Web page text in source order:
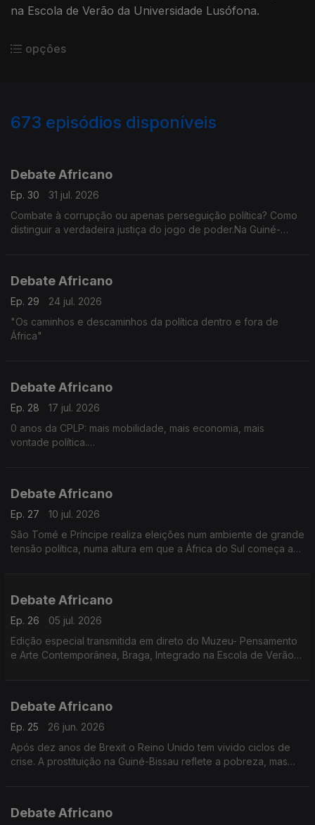
na Escola de Verão da Universidade Lusófona.
opções
673 episódios disponíveis
Debate Africano
Ep. 30
31 jul. 2026
Combate à corrupção ou apenas perseguição política? Como
distinguir a verdadeira justiça do jogo de poder.Na Guiné-
Debate Africano
Ep. 29
24 jul. 2026
"Os caminhos e descaminhos da política dentro e fora de
África"
Debate Africano
Ep. 28
17 jul. 2026
0 anos da CPLP: mais mobilidade, mais economia, mais
vontade política.
Debate Africano
Ep. 27
10 jul. 2026
São Tomé e Príncipe realiza eleições num ambiente de grande
tensão política, numa altura em que a África do Sul começa a
Debate Africano
Ep. 26
05 jul. 2026
Edição especial transmitida em direto do Muzeu- Pensamento
e Arte Contemporânea, Braga, Integrado na Escola de Verão
Debate Africano
Ep. 25
26 jun. 2026
Após dez anos de Brexit o Reino Unido tem vivido ciclos de
crise. A prostituição na Guiné-Bissau reflete a pobreza, mas
Debate Africano